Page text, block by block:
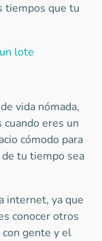
tiempos que tu
lote
vida nómada,
cuando eres un
cómodo para
tu tiempo sea
internet, ya que
conocer otros
gente y el